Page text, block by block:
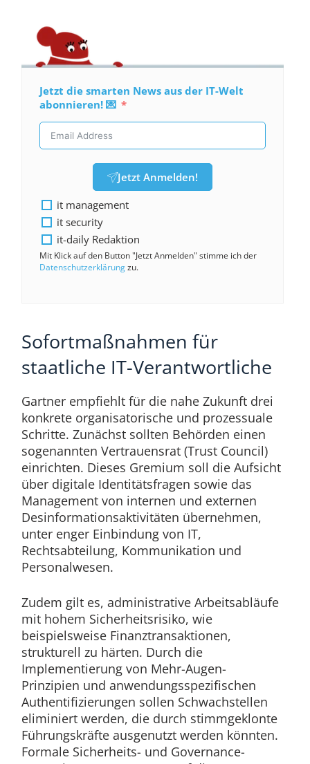
Jetzt die smarten News aus der IT-Welt
abonnieren! 💌
Jetzt Anmelden!
it management
it security
it-daily Redaktion
Mit Klick auf den Button "Jetzt Anmelden" stimme ich der
Datenschutzerklärungzu.
Sofortmaßnahmen für
staatliche IT-Verantwortliche
Gartner empfiehlt für die nahe Zukunft drei
konkrete organisatorische und prozessuale
Schritte. Zunächst sollten Behörden einen
sogenannten Vertrauensrat (Trust Council)
einrichten. Dieses Gremium soll die Aufsicht
über digitale Identitätsfragen sowie das
Management von internen und externen
Desinformationsaktivitäten übernehmen,
unter enger Einbindung von IT,
Rechtsabteilung, Kommunikation und
Personalwesen.
Zudem gilt es, administrative Arbeitsabläufe
mit hohem Sicherheitsrisiko, wie
beispielsweise Finanztransaktionen,
strukturell zu härten. Durch die
Implementierung von Mehr-Augen-
Prinzipien und anwendungsspezifischen
Authentifizierungen sollen Schwachstellen
eliminiert werden, die durch stimmgeklonte
Führungskräfte ausgenutzt werden könnten.
Formale Sicherheits- und Governance-